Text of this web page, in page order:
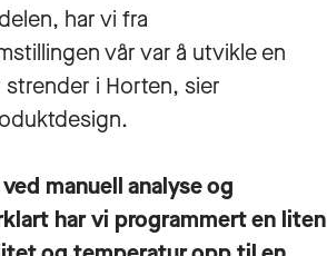
har vi fra
vår var å utvikle en
i Horten, sier
.
manuell analyse og
har vi programmert en liten